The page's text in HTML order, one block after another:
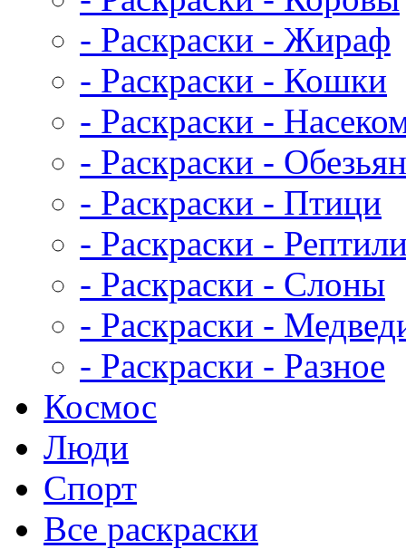
- Раскраски - Жираф
- Раскраски - Кошки
- Раскраски -
- Раскраски -
- Раскраски - Птици
- Раскраски -
- Раскраски - Слоны
- Раскраски -
- Раскраски - Разное
Космос
Люди
Спорт
Все раскраски